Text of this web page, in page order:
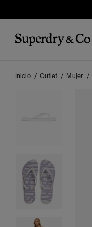
Inicio Outlet Mujer